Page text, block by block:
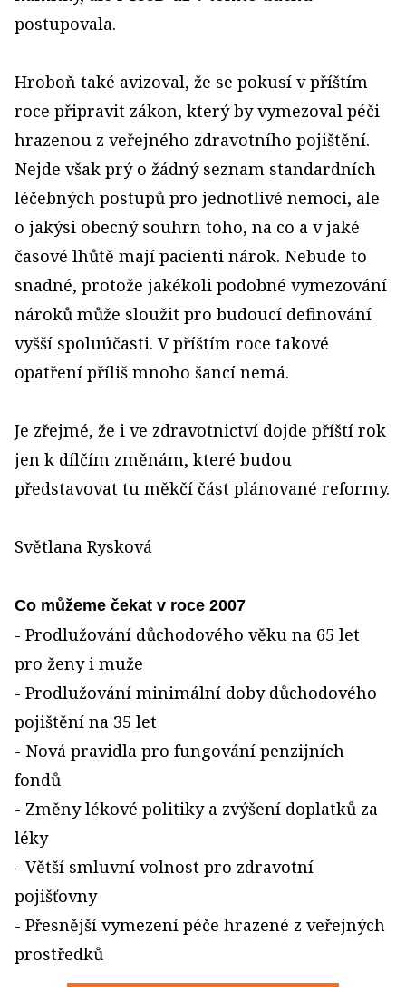
postupovala.
Hroboň také avizoval, že se pokusí v příštím
roce připravit zákon, který by vymezoval péči
hrazenou z veřejného zdravotního pojištění.
Nejde však prý o žádný seznam standardních
léčebných postupů pro jednotlivé nemoci, ale
o jakýsi obecný souhrn toho, na co a v jaké
časové lhůtě mají pacienti nárok. Nebude to
snadné, protože jakékoli podobné vymezování
nároků může sloužit pro budoucí definování
vyšší spoluúčasti. V příštím roce takové
opatření příliš mnoho šancí nemá.
Je zřejmé, že i ve zdravotnictví dojde příští rok
jen k dílčím změnám, které budou
představovat tu měkčí část plánované reformy.
Světlana Rysková
Co můžeme čekat v roce 2007
- Prodlužování důchodového věku na 65 let
pro ženy i muže
- Prodlužování minimální doby důchodového
pojištění na 35 let
- Nová pravidla pro fungování penzijních
fondů
- Změny lékové politiky a zvýšení doplatků za
léky
- Větší smluvní volnost pro zdravotní
pojišťovny
- Přesnější vymezení péče hrazené z veřejných
prostředků